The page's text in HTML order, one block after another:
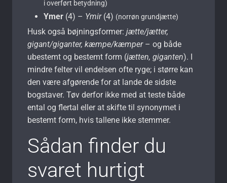
i overført betydning)
Ymer (4) – Ymir(4) (norrøn grundjætte)
Husk også bøjningsformer: jætte/jætter,
gigant/giganter, kæmpe/kæmper– og både
ubestemt og bestemt form (jætten, giganten). I
mindre felter vil endelsen ofte ryge; i større kan
den være afgørende for at lande de sidste
bogstaver. Tøv derfor ikke med at teste både
ental og flertal eller at skifte til synonymet i
bestemt form, hvis tallene ikke stemmer.
Sådan finder du
svaret hurtigt